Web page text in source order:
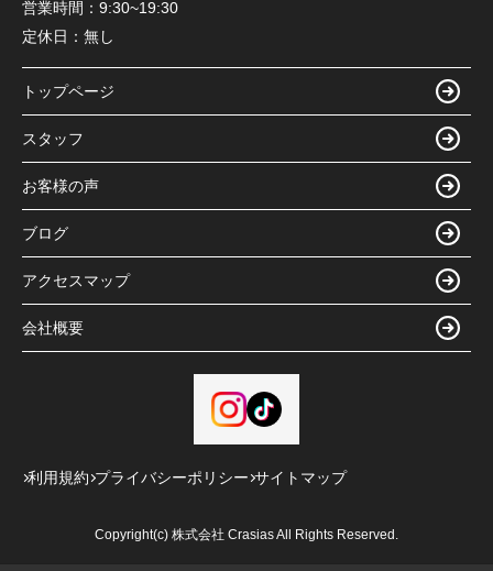
営業時間： 9:30~19:30
定休日： 無し
トップページ
スタッフ
お客様の声
ブログ
アクセスマップ
会社概要
利用規約 プライバシーポリシー サイトマップ
Copyright(c) 株式会社 Crasias All Rights Reserved.